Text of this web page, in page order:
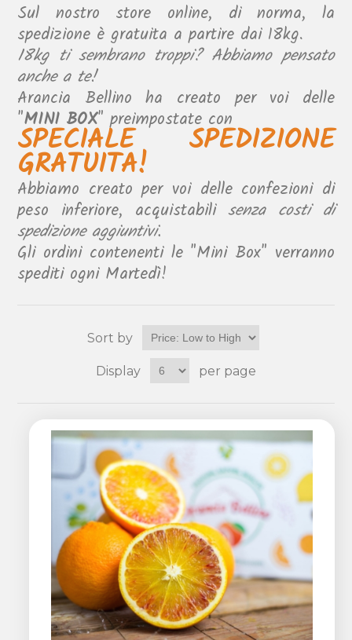
Sul nostro store online, di norma, la
spedizione è gratuita a partire dai 18kg.
18kg ti sembrano troppi? Abbiamo pensato
anche a te!
Arancia Bellino ha creato per voi delle
"MINI BOX" preimpostate con
SPECIALE SPEDIZIONE
GRATUITA!
Abbiamo creato per voi delle confezioni di
peso inferiore, acquistabili senza costi di
spedizione aggiuntivi.
Gli ordini contenenti le "Mini Box" verranno
spediti ogni Martedì!
Sort by
Display per page